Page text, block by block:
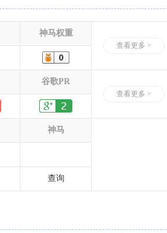
神马权重
查看更多 >
谷歌PR
查看更多 >
神马
查询